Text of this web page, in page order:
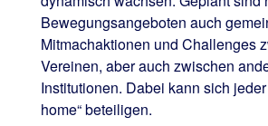
Bewegungsangeboten auch
Mitmachaktionen und Challenges
Vereinen, aber auch zwischen
Institutionen. Dabei kann sich jeder
home“ beteiligen.